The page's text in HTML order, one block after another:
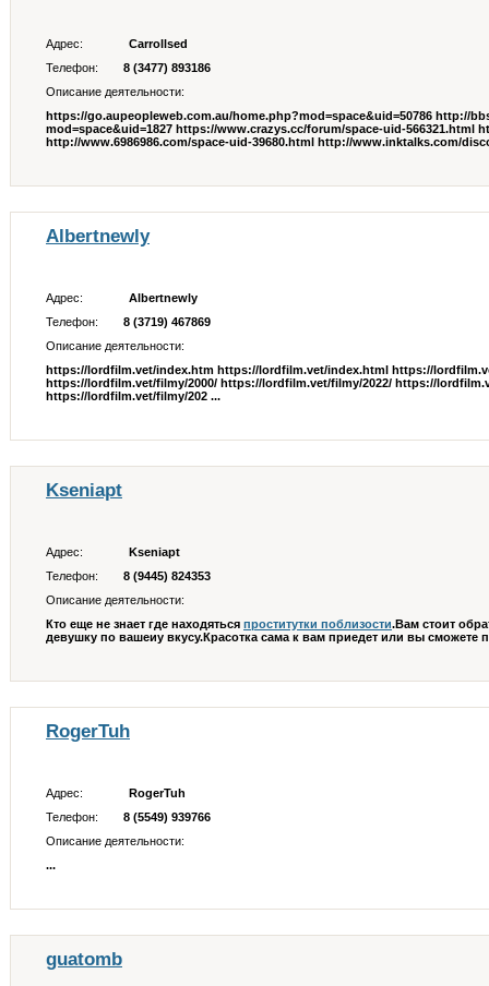
Адрес:
Carrollsed
Телефон:
8 (3477) 893186
Описание деятельности:
https://go.aupeopleweb.com.au/home.php?mod=space&uid=50786 http://
mod=space&uid=1827 https://www.crazys.cc/forum/space-uid-566321.html
http://www.6986986.com/space-uid-39680.html http://www.inktalks.com/
Albertnewly
Адрес:
Albertnewly
Телефон:
8 (3719) 467869
Описание деятельности:
https://lordfilm.vet/index.htm https://lordfilm.vet/index.html https://
https://lordfilm.vet/filmy/2000/ https://lordfilm.vet/filmy/2022/ https://
https://lordfilm.vet/filmy/202 ...
Kseniapt
Адрес:
Kseniapt
Телефон:
8 (9445) 824353
Описание деятельности:
Кто еще не знает где находяться проститутки поблизости.Вам стоит
девушку по вашеиу вкусу.Красотка сама к вам приедет или вы сможете
RogerTuh
Адрес:
RogerTuh
Телефон:
8 (5549) 939766
Описание деятельности:
...
guatomb